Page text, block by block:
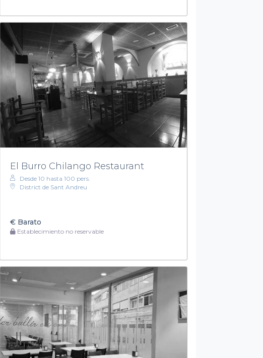
El Burro Chilango Restaurant
Desde 10 hasta 100 pers.
District de Sant Andreu
€Barato
Establecimiento no reservable